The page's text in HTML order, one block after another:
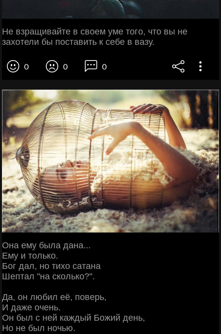
Не взращивайте в своем уме того, что вы не
захотели бы поставить к себе в вазу.
0 0 0
Она ему была дана...
Ему и только.
Бог дал, но тихо сатана
Шептал "на сколько?".
Да, он любил её, поверь,
И даже очень.
Он был с ней каждый Божий день,
Но не был ночью.